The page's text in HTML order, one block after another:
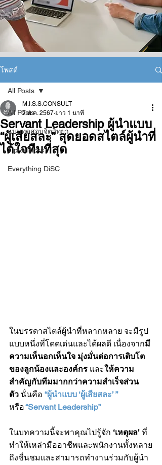
โพสต์
All Posts
แบบทดสอบจิตวิทยา
Tip & Tricks
Everything DiSC
All Posts
Servant Leadership ผู้นำแบบ
“ผู้เสียสละ” สุดยอดสไตล์ผู้นำที่
ได้ใจทีมที่สุด
M.I.S.S.CONSULT
7 พ.ค. 2567 ยาว 1 นาที
ในบรรดาสไตล์ผู้นำที่หลากหลาย จะมีรูป
แบบหนึ่งที่โดดเด่นและได้ผลดี เนื่องจากมี
ความเห็นอกเห็นใจ มุ่งมั่นต่อการเติบโต
ของลูกน้องและองค์กร และให้ความ
สำคัญกับทีมมากกว่าความสำเร็จส่วน
ตัว นั่นคือ “ผู้นำแบบ ‘ผู้เสียสละ’ ”
หรือ “Servant Leadership”
ในบทความนี้จะพาคุณไปรู้จัก ‘เหตุผล’ ที่
ทำให้เหล่ามืออาชีพและพนักงานทั้งหลาย
ถึงชื่นชมและสามารถทำงานร่วมกับผู้นำ